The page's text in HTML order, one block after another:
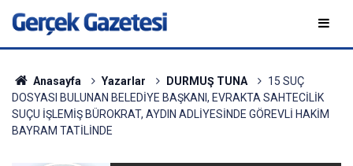
Anasayfa Yazarlar DURMUŞ TUNA
15 SUÇ
DOSYASI BULUNAN BELEDİYE BAŞKANI, EVRAKTA SAHTECİLİK
SUÇU İŞLEMİŞ BÜROKRAT, AYDIN ADLİYESİNDE GÖREVLİ HAKİM
BAYRAM TATİLİNDE